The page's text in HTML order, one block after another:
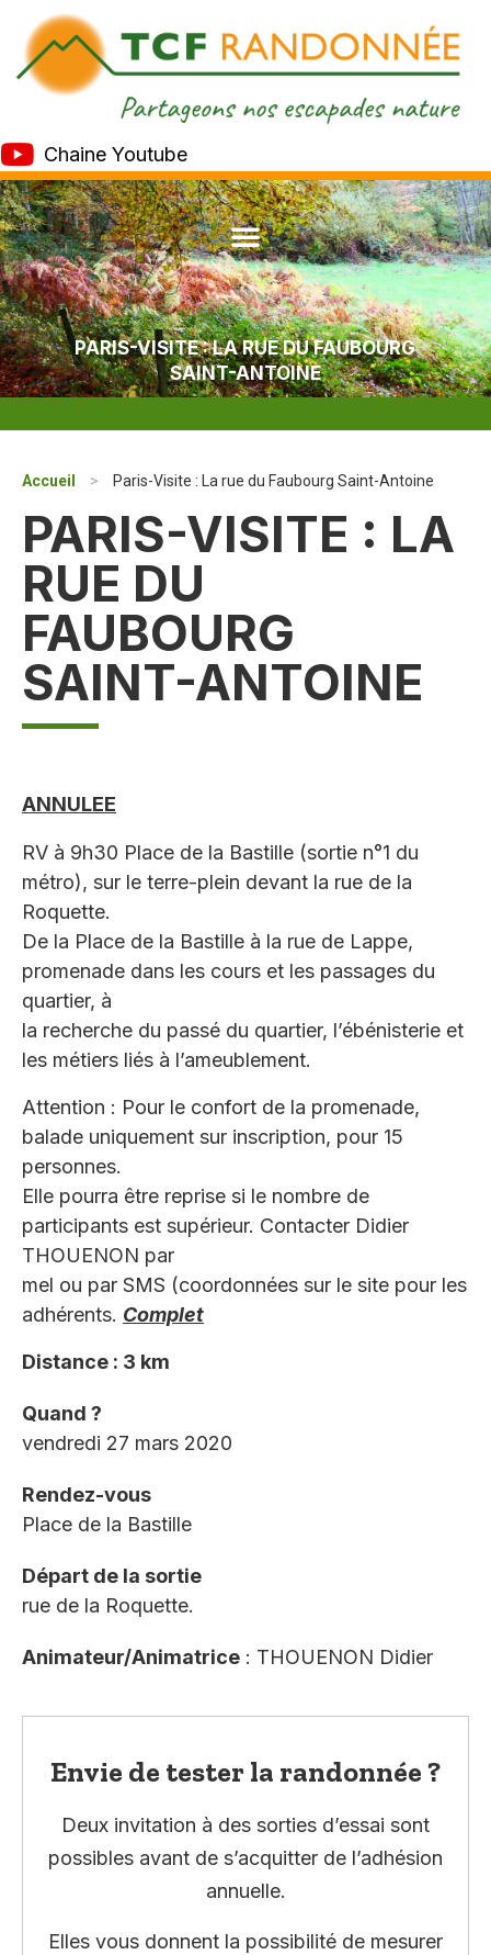
Chaine Youtube
PARIS-VISITE : LA RUE DU FAUBOURG
SAINT-ANTOINE
Accueil > Paris-Visite : La rue du Faubourg Saint-Antoine
PARIS-VISITE : LA
RUE DU
FAUBOURG
SAINT-ANTOINE
ANNULEE
RV à 9h30 Place de la Bastille (sortie n°1 du
métro), sur le terre-plein devant la rue de la
Roquette.
De la Place de la Bastille à la rue de Lappe,
promenade dans les cours et les passages du
quartier, à
la recherche du passé du quartier, l’ébénisterie et
les métiers liés à l’ameublement.
Attention : Pour le confort de la promenade,
balade uniquement sur inscription, pour 15
personnes.
Elle pourra être reprise si le nombre de
participants est supérieur. Contacter Didier
THOUENON par
mel ou par SMS (coordonnées sur le site pour les
adhérents. Complet
Distance : 3 km
Quand ?
vendredi 27 mars 2020
Rendez-vous
Place de la Bastille
Départ de la sortie
rue de la Roquette.
Animateur/Animatrice : THOUENON Didier
Envie de tester la randonnée ?
Deux invitation à des sorties d’essai sont
possibles avant de s’acquitter de l’adhésion
annuelle.
Elles vous donnent la possibilité de mesurer